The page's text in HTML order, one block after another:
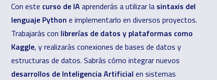
Con este curso de IAaprenderás a utilizar la sintaxis del
lenguaje Python e implementarlo en diversos proyectos.
Trabajarás con librerías de datos y plataformas como
Kaggle, y realizarás conexiones de bases de datos y
estructuras de datos. Sabrás cómo integrar nuevos
desarrollos de Inteligencia Artificial en sistemas